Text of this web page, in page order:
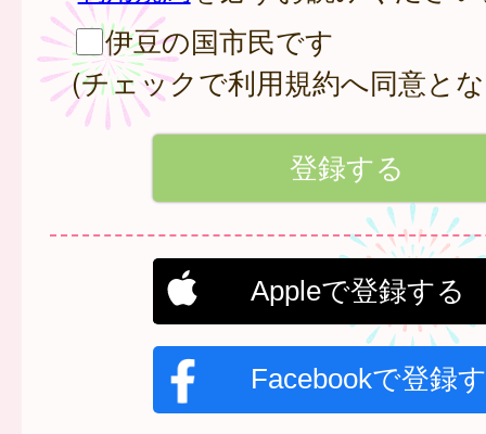
伊豆の国市民です
(チェックで利用規約へ同意と
Appleで登録する
Facebookで登録